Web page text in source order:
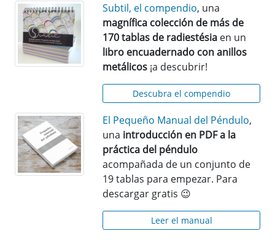
Subtil, el compendio, una
magnífica colección de más de
170 tablas de radiestésia en un
libro encuadernado con anillos
metálicos ¡a descubrir!
Descubra el compendio
El Pequeño Manual del Péndulo,
una introducción en PDF a la
práctica del péndulo
acompañada de un conjunto de
19 tablas para empezar. Para
descargar gratis 😉
Leer el manual